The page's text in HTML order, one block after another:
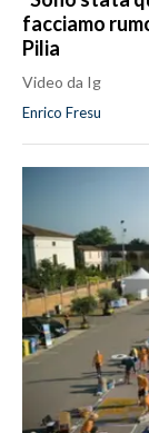
facciamo
Pilia
Video da Ig
Enrico Fresu